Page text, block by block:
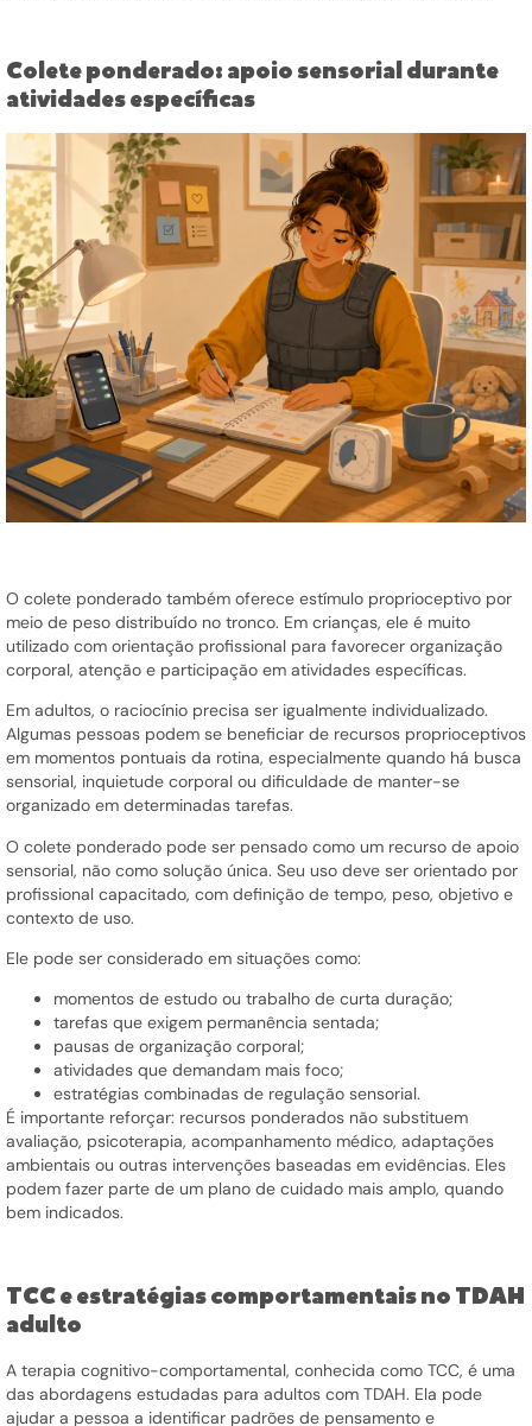
Colete ponderado: apoio sensorial durante
atividades específicas
O colete ponderado também oferece estímulo proprioceptivo por
meio de peso distribuído no tronco. Em crianças, ele é muito
utilizado com orientação profissional para favorecer organização
corporal, atenção e participação em atividades específicas.
Em adultos, o raciocínio precisa ser igualmente individualizado.
Algumas pessoas podem se beneficiar de recursos proprioceptivos
em momentos pontuais da rotina, especialmente quando há busca
sensorial, inquietude corporal ou dificuldade de manter-se
organizado em determinadas tarefas.
O colete ponderado pode ser pensado como um recurso de apoio
sensorial, não como solução única. Seu uso deve ser orientado por
profissional capacitado, com definição de tempo, peso, objetivo e
contexto de uso.
Ele pode ser considerado em situações como:
momentos de estudo ou trabalho de curta duração;
tarefas que exigem permanência sentada;
pausas de organização corporal;
atividades que demandam mais foco;
estratégias combinadas de regulação sensorial.
É importante reforçar: recursos ponderados não substituem
avaliação, psicoterapia, acompanhamento médico, adaptações
ambientais ou outras intervenções baseadas em evidências. Eles
podem fazer parte de um plano de cuidado mais amplo, quando
bem indicados.
TCC e estratégias comportamentais no TDAH
adulto
A terapia cognitivo-comportamental, conhecida como TCC, é uma
das abordagens estudadas para adultos com TDAH. Ela pode
ajudar a pessoa a identificar padrões de pensamento e